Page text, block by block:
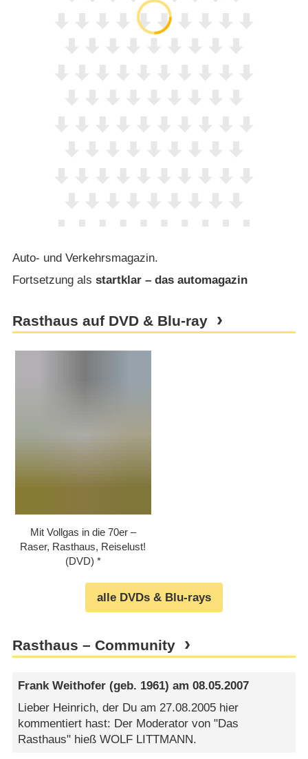
Auto- und Verkehrsmagazin.
Fortsetzung als startklar – das automagazin
Rasthaus auf DVD & Blu-ray
Mit Vollgas in die 70er –
Raser, Rasthaus, Reiselust!
(DVD)
alle DVDs & Blu-rays
Rasthaus – Community
Frank Weithofer (geb. 1961) am08.05.2007
Lieber Heinrich, der Du am 27.08.2005 hier
kommentiert hast: Der Moderator von "Das
Rasthaus" hieß WOLF LITTMANN.